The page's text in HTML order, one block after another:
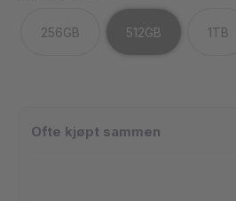
256GB 512GB 1TB